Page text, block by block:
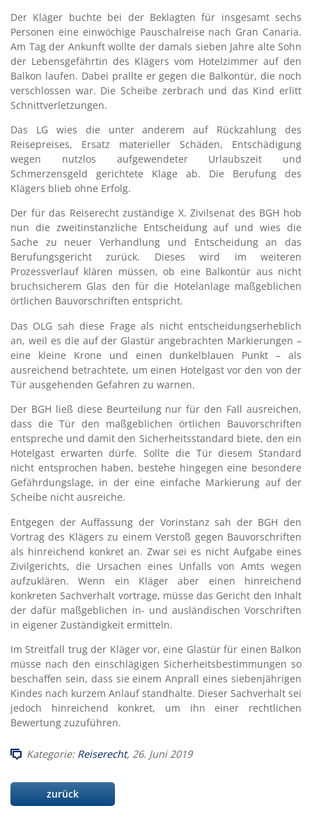
Der Kläger buchte bei der Beklagten für insgesamt sechs
Personen eine einwöchige Pauschalreise nach Gran Canaria.
Am Tag der Ankunft wollte der damals sieben Jahre alte Sohn
der Lebensgefährtin des Klägers vom Hotelzimmer auf den
Balkon laufen. Dabei prallte er gegen die Balkontür, die noch
verschlossen war. Die Scheibe zerbrach und das Kind erlitt
Schnittverletzungen.
Das LG wies die unter anderem auf Rückzahlung des
Reisepreises, Ersatz materieller Schäden, Entschädigung
wegen nutzlos aufgewendeter Urlaubszeit und
Schmerzensgeld gerichtete Klage ab. Die Berufung des
Klägers blieb ohne Erfolg.
Der für das Reiserecht zuständige X. Zivilsenat des BGH hob
nun die zweitinstanzliche Entscheidung auf und wies die
Sache zu neuer Verhandlung und Entscheidung an das
Berufungsgericht zurück. Dieses wird im weiteren
Prozessverlauf klären müssen, ob eine Balkontür aus nicht
bruchsicherem Glas den für die Hotelanlage maßgeblichen
örtlichen Bauvorschriften entspricht.
Das OLG sah diese Frage als nicht entscheidungserheblich
an, weil es die auf der Glastür angebrachten Markierungen –
eine kleine Krone und einen dunkelblauen Punkt – als
ausreichend betrachtete, um einen Hotelgast vor den von der
Tür ausgehenden Gefahren zu warnen.
Der BGH ließ diese Beurteilung nur für den Fall ausreichen,
dass die Tür den maßgeblichen örtlichen Bauvorschriften
entspreche und damit den Sicherheitsstandard biete, den ein
Hotelgast erwarten dürfe. Sollte die Tür diesem Standard
nicht entsprochen haben, bestehe hingegen eine besondere
Gefährdungslage, in der eine einfache Markierung auf der
Scheibe nicht ausreiche.
Entgegen der Auffassung der Vorinstanz sah der BGH den
Vortrag des Klägers zu einem Verstoß gegen Bauvorschriften
als hinreichend konkret an. Zwar sei es nicht Aufgabe eines
Zivilgerichts, die Ursachen eines Unfalls von Amts wegen
aufzuklären. Wenn ein Kläger aber einen hinreichend
konkreten Sachverhalt vortrage, müsse das Gericht den Inhalt
der dafür maßgeblichen in- und ausländischen Vorschriften
in eigener Zuständigkeit ermitteln.
Im Streitfall trug der Kläger vor, eine Glastür für einen Balkon
müsse nach den einschlägigen Sicherheitsbestimmungen so
beschaffen sein, dass sie einem Anprall eines siebenjährigen
Kindes nach kurzem Anlauf standhalte. Dieser Sachverhalt sei
jedoch hinreichend konkret, um ihn einer rechtlichen
Bewertung zuzuführen.
Kategorie: Reiserecht, 26. Juni 2019
zurück